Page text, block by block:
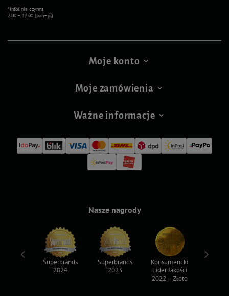
*Infolinia czynna
7:00 – 17:00 (pon–pt)
Moje konto
Moje zamówienia
Ważne informacje
Nasze nagrody
Superbrands
2024
Superbrands
2023
Konsumencki
Lider Jakości
2022 – Złoto